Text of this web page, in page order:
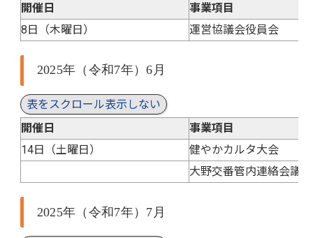
開催日
事業項目
8日（木曜日）
運営協議会役員会
2025年（令和7年）6月
表をスクロール表示しない
開催日
事業項目
14日（土曜日）
健やかカルタ大会
大野交番管内連絡会議
2025年（令和7年）7月